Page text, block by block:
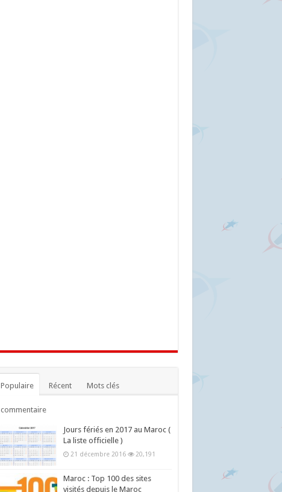
Populaire Récent Mots clés
commentaire
Jours fériés en 2017 au Maroc (
La liste officielle )
21 décembre 2016 20,191
Maroc : Top 100 des sites
visités depuis le Maroc